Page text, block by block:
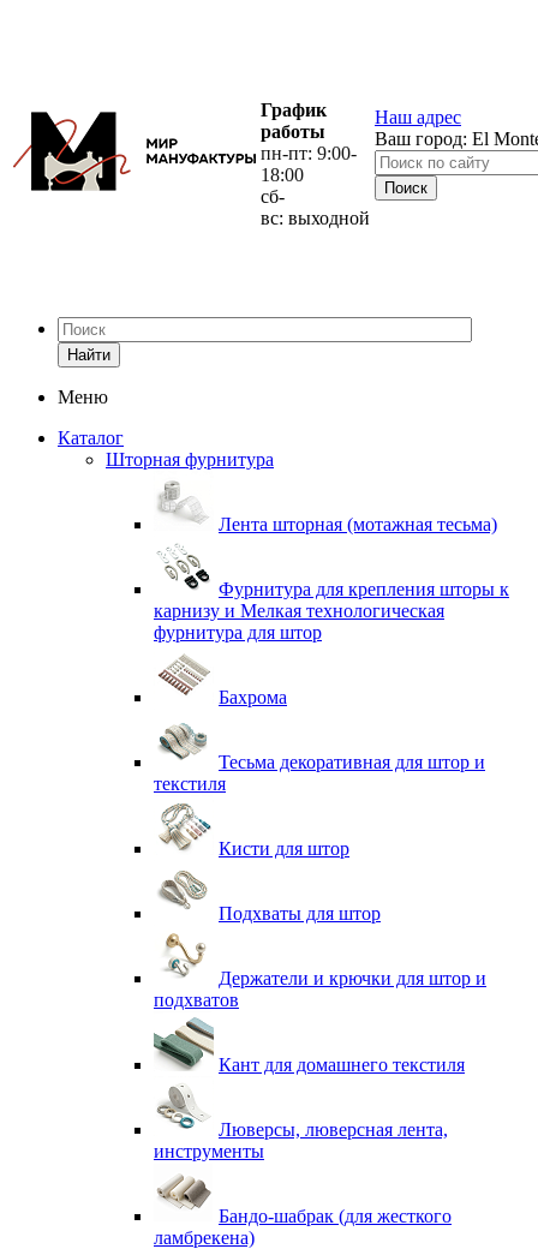
График
работы
пн-пт: 9:00-
18:00
сб-
вс: выходной
Наш адрес
Ваш город: El
Найти
Меню
Каталог
Шторная фурнитура
Лента шторная (мотажная тесьма)
Фурнитура для крепления шторы к
карнизу и Мелкая технологическая
фурнитура для штор
Бахрома
Тесьма декоративная для штор и
текстиля
Кисти для штор
Подхваты для штор
Держатели и крючки для штор и
подхватов
Кант для домашнего текстиля
Люверсы, люверсная лента,
инструменты
Бандо-шабрак (для жесткого
ламбрекена)